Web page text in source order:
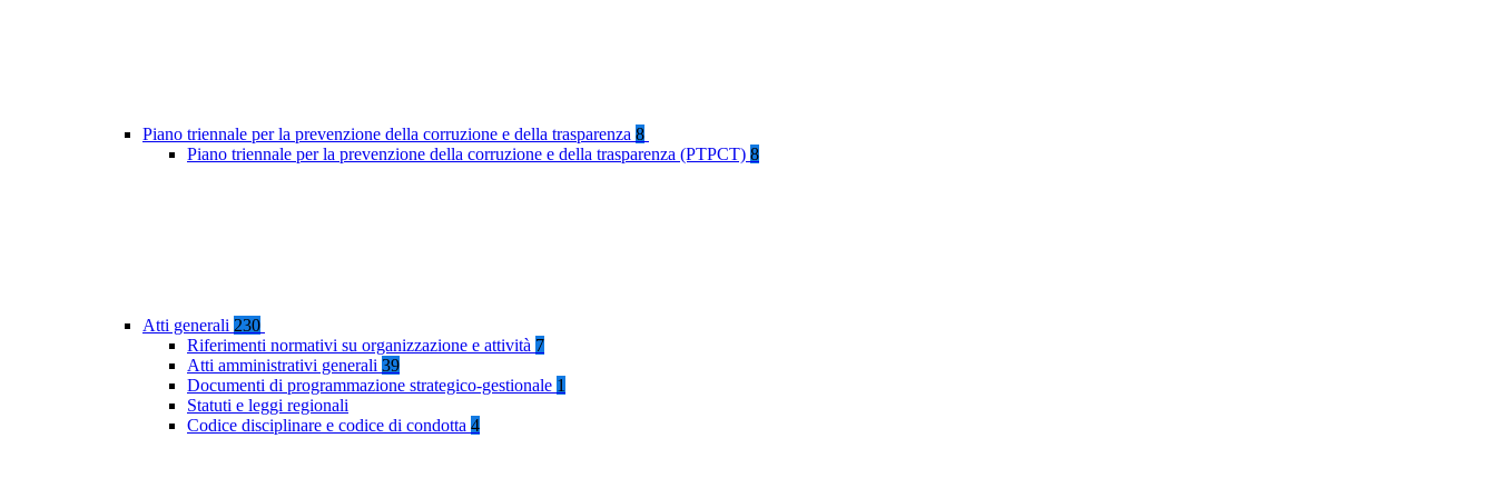
Piano triennale per la prevenzione della corruzione e della trasparenza 8
Piano triennale per la prevenzione della corruzione e della trasparenza (PTPCT) 8
Atti generali 230
Riferimenti normativi su organizzazione e attività 7
Atti amministrativi generali 39
Documenti di programmazione strategico-gestionale 1
Statuti e leggi regionali
Codice disciplinare e codice di condotta 4